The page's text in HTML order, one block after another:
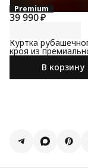
Premium
39 990 ₽
Куртка
кроя из
замши
В корзину